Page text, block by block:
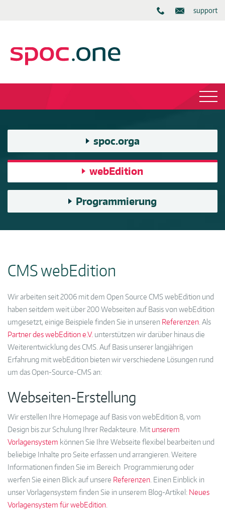
support
spoc.orga
webEdition
Programmierung
CMS webEdition
Wir arbeiten seit 2006 mit dem Open Source CMS webEdition und
haben seitdem weit über 200 Webseiten auf Basis von webEdition
umgesetzt, einige Beispiele finden Sie in unseren Referenzen. Als
Partner des webEdition e.V. unterstützen wir darüber hinaus die
Weiterentwicklung des CMS. Auf Basis unserer langjährigen
Erfahrung mit webEdition bieten wir verschiedene Lösungen rund
um das Open-Source-CMS an:
Webseiten-Erstellung
Wir erstellen Ihre Homepage auf Basis von webEdition 8, vom
Design bis zur Schulung Ihrer Redakteure. Mitunserem
Vorlagensystem können Sie Ihre Webseite flexibel bearbeiten und
beliebige Inhalte pro Seite erfassen und arrangieren. Weitere
Informationen finden Sie im Bereich Programmierung oder
werfen Sie einen Blick auf unsere Referenzen. Einen Einblick in
unser Vorlagensystem finden Sie in unserem Blog-Artikel: Neues
Vorlagensystem für webEdition.